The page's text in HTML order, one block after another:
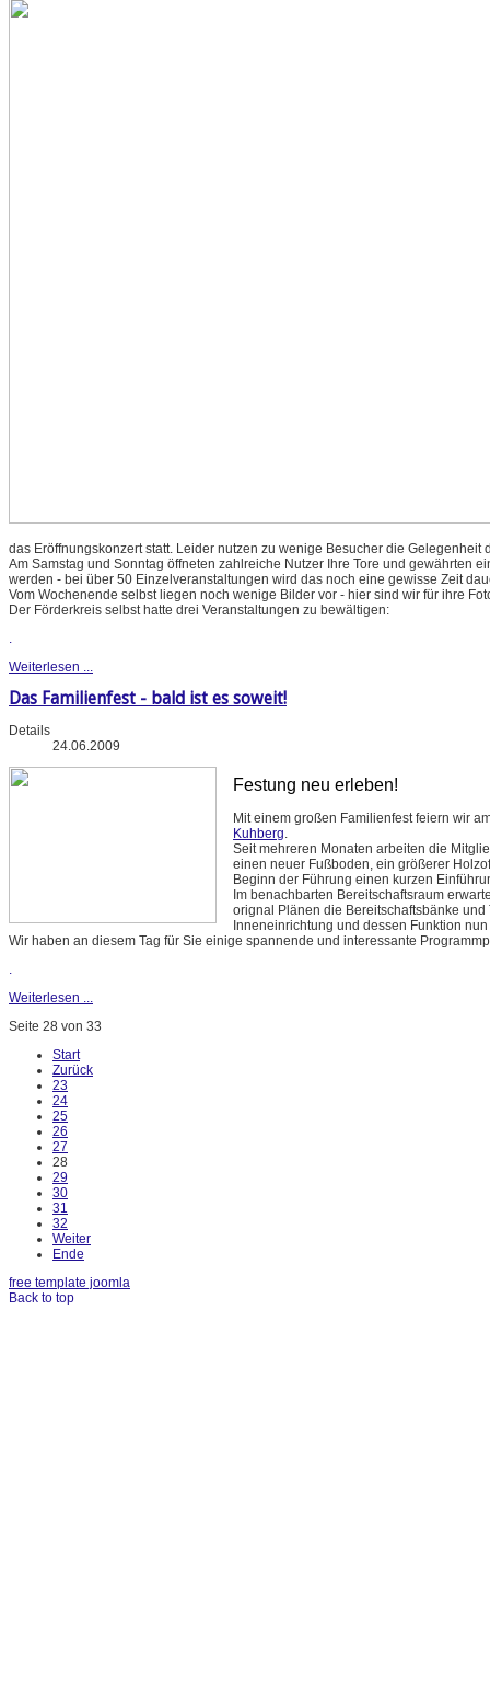
das Eröffnungskonzert statt. Leider nutzen zu wenige Besucher die
Am Samstag und Sonntag öffneten zahlreiche Nutzer Ihre Tore und gewährten
werden - bei über 50 Einzelveranstaltungen wird das noch eine gewisse Zeit
Vom Wochenende selbst liegen noch wenige Bilder vor - hier sind wir für ihre
Der Förderkreis selbst hatte drei Veranstaltungen zu bewältigen:
Weiterlesen ...
Das Familienfest - bald ist es soweit!
Details
24.06.2009
Festung neu erleben!
Mit einem großen Familienfest feiern wir
Kuhberg.
Seit mehreren Monaten arbeiten die
einen neuer Fußboden, ein größerer
Beginn der Führung einen kurzen
Im benachbarten Bereitschaftsraum
orignal Plänen die Bereitschaftsbänke
Inneneinrichtung und dessen Funktion
Wir haben an diesem Tag für Sie einige spannende und interessante
.
Weiterlesen ...
Seite 28 von 33
Start
Zurück
23
24
25
26
27
28
29
30
31
32
Weiter
Ende
free template joomla
Back to top